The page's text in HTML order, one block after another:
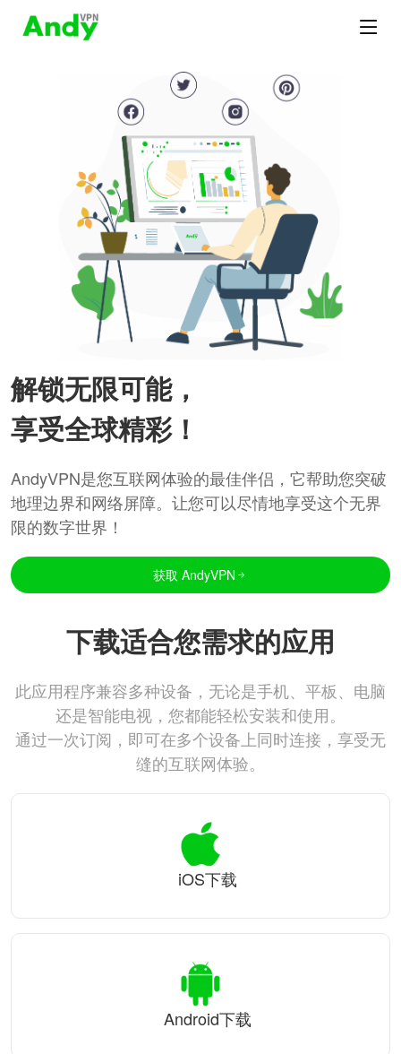
解锁无限可能，
享受全球精彩！
AndyVPN是您互联网体验的最佳伴侣，它帮助您突破
地理边界和网络屏障。让您可以尽情地享受这个无界
限的数字世界！
获取 AndyVPN
下载适合您需求的应用
此应用程序兼容多种设备，无论是手机、平板、电脑
还是智能电视，您都能轻松安装和使用。
通过一次订阅，即可在多个设备上同时连接，享受无
缝的互联网体验。
iOS下载
Android下载